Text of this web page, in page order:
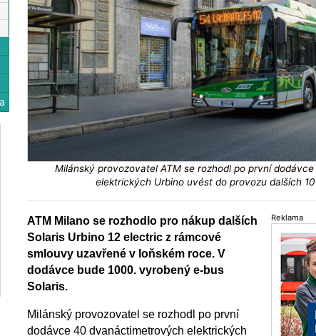
Milánský provozovatel ATM se rozhodl po první
elektrických Urbino uvést do provozu dalších
Reklama
ATM Milano se rozhodlo pro nákup dalších
Solaris Urbino 12 electric z rámcové
smlouvy uzavřené v loňském roce. V
dodávce bude 1000. vyrobený e-bus
Solaris.
Milánský provozovatel se rozhodl po první
dodávce 40 dvanáctimetrových elektrických